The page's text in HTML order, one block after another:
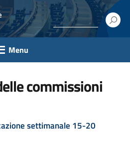
Menu
commissioni